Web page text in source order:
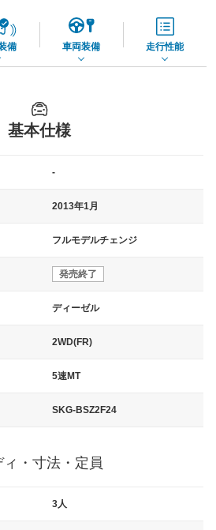
備 車両装備 走行性能
基本仕様
-
2013年1月
フルモデルチェンジ
発売終了
ディーゼル
2WD(FR)
5速MT
SKG-BSZ2F24
ィ・寸法・定員
3人